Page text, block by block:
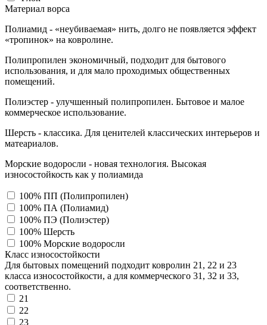
Материал ворса
Полиамид - «неубиваемая» нить, долго не появляется эффект
«тропинок» на ковролине.
Полипропилен экономичный, подходит для бытового
использования, и для мало проходимых общественных
помещений.
Полиэстер - улучшенный полипропилен. Бытовое и малое
коммерческое использование.
Шерсть - классика. Для ценителей классических интерьеров и
матеариалов.
Морские водоросли - новая технология. Высокая
износостойкость как у полиамида
100% ПП (Полипропилен)
100% ПА (Полиамид)
100% ПЭ (Полиэстер)
100% Шерсть
100% Морские водоросли
Класс износостойкости
Для бытовых помещений подходит ковролин 21, 22 и 23
класса износостойкости, а для коммерческого 31, 32 и 33,
соответственно.
21
22
23